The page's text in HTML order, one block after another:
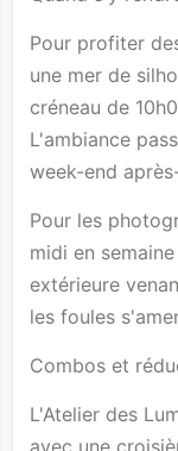
Pour profiter
une mer de
créneau de
L'ambiance
week-end
Pour les
midi en
extérieure
les foules
Combos et
L'Atelier des
avec une